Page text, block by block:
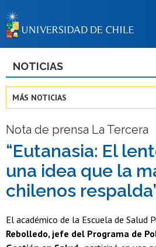
BIBLIOTECAS
Estudiantes
Académicas/os
Funcionarias/
Egresadas/
NOTICIAS
MÁS NOTICIAS
Nota de prensa La Tercera
“Eutanasia: El
una idea que la
chilenos
El académico de la Escuela de Salud
Rebolledo, jefe del Programa de